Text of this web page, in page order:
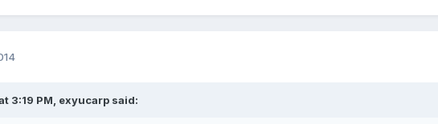
3:19 PM, exyucarp said: